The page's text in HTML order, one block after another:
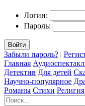
Логин:
Пароль:
Войти
Забыли пароль? |
Главная
Детектив Для детей
Научно-популярное
Романы Стихи Религия